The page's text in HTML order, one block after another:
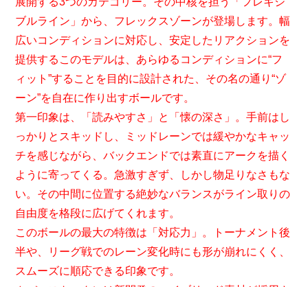
ブルライン」から、フレックスゾーンが登場します。幅
広いコンディションに対応し、安定したリアクションを
提供するこのモデルは、あらゆるコンディションに“フ
ィット”することを目的に設計された、その名の通り“ゾ
ーン”を自在に作り出すボールです。
第一印象は、「読みやすさ」と「懐の深さ」。手前はし
っかりとスキッドし、ミッドレーンでは緩やかなキャッ
チを感じながら、バックエンドでは素直にアークを描く
ように寄ってくる。急激すぎず、しかし物足りなさもな
い。その中間に位置する絶妙なバランスがライン取りの
自由度を格段に広げてくれます。
このボールの最大の特徴は「対応力」。トーナメント後
半や、リーグ戦でのレーン変化時にも形が崩れにくく、
スムーズに順応できる印象です。